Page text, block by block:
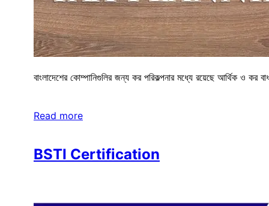
বাংলাদেশের কোম্পানিগুলির জন্য কর পরিকল্পনার মধ্যে রয়েছে আর্থিক ও কর
Read more
BSTI Certification